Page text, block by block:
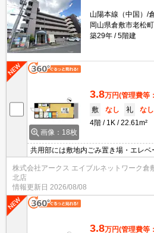
山陽本線（中国）/
岡山県倉敷市老松
築29年
5階建
画像：18枚
3.8万円(管理費等
敷
なし 礼
なし
4階
1K 22.61m²
共用部には敷地内ごみ置き場・エレ
チン・ネット使用料不要など充実した
納はシューズボックス・クロゼット
利用することも可能です。バスルーム
株式会社アークス エイブルネットワーク倉
北店
情報更新日 2026/08/08
3.8万円(管理費等